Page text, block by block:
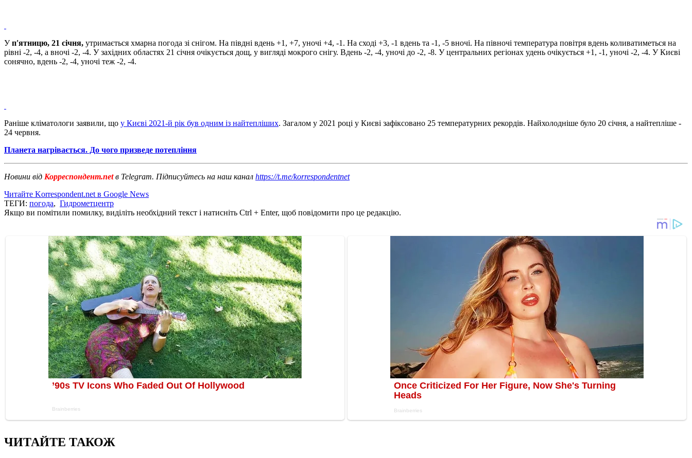
Уп'ятницю, 21 січня, утримається хмарна погода зі снігом. На півдні вдень +1, +7, уночі +4, -1. На сході +3, -1 вдень та -1, -5 вночі. На півночі температура повітря вдень коливатиметься на
рівні -2, -4, а вночі -2, -4. У західних областях 21 січня очікується дощ, у вигляді мокрого снігу. Вдень -2, -4, уночі до -2, -8. У центральних регіонах удень очікується +1, -1, уночі -2, -4. У Києві
сонячно, вдень -2, -4, уночі теж -2, -4.
Раніше кліматологи заявили, що у Києві 2021-й рік був одним із найтепліших. Загалом у 2021 році у Києві зафіксовано 25 температурних рекордів. Найхолодніше було 20 січня, а найтепліше -
24 червня.
Планета нагрівається. До чого призведе потепління
Новини від Корреспондент.netв Telegram. Підписуйтесь на наш канал https://t.me/korrespondentnet
Читайте Korrespondent.net в Google News
ТЕГИ: погода, Гидрометцентр
Якщо ви помітили помилку, виділіть необхідний текст і натисніть Ctrl + Enter, щоб повідомити про це редакцію.
ЧИТАЙТЕ ТАКОЖ